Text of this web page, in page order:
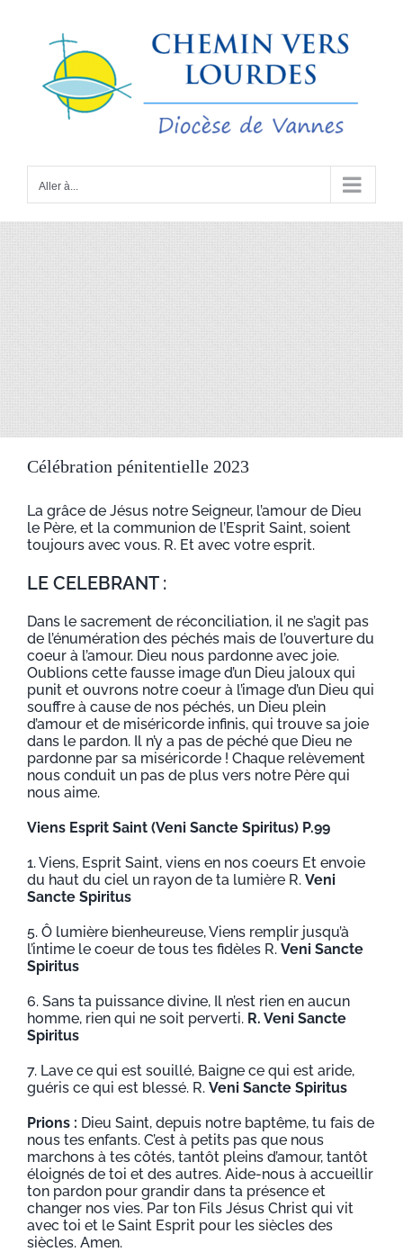
contenu
Aller à...
Célébration pénitentielle 2023
La grâce de Jésus notre Seigneur, l’amour de Dieu
le Père, et la communion de l’Esprit Saint, soient
toujours avec vous. R. Et avec votre esprit.
LE CELEBRANT :
Dans le sacrement de réconciliation, il ne s’agit pas
de l’énumération des péchés mais de l’ouverture du
coeur à l’amour. Dieu nous pardonne avec joie.
Oublions cette fausse image d’un Dieu jaloux qui
punit et ouvrons notre coeur à l’image d’un Dieu qui
souffre à cause de nos péchés, un Dieu plein
d’amour et de miséricorde infinis, qui trouve sa joie
dans le pardon. Il n’y a pas de péché que Dieu ne
pardonne par sa miséricorde ! Chaque relèvement
nous conduit un pas de plus vers notre Père qui
nous aime.
Viens Esprit Saint (Veni Sancte Spiritus) P.99
1. Viens, Esprit Saint, viens en nos coeurs Et envoie
du haut du ciel un rayon de ta lumière R. Veni
Sancte Spiritus
5. Ô lumière bienheureuse, Viens remplir jusqu’à
l’intime le coeur de tous tes fidèles R. Veni Sancte
Spiritus
6. Sans ta puissance divine, Il n’est rien en aucun
homme, rien qui ne soit perverti. R. Veni Sancte
Spiritus
7. Lave ce qui est souillé, Baigne ce qui est aride,
guéris ce qui est blessé. R. Veni Sancte Spiritus
Prions : Dieu Saint, depuis notre baptême, tu fais de
nous tes enfants. C’est à petits pas que nous
marchons à tes côtés, tantôt pleins d’amour, tantôt
éloignés de toi et des autres. Aide-nous à accueillir
ton pardon pour grandir dans ta présence et
changer nos vies. Par ton Fils Jésus Christ qui vit
avec toi et le Saint Esprit pour les siècles des
siècles. Amen.